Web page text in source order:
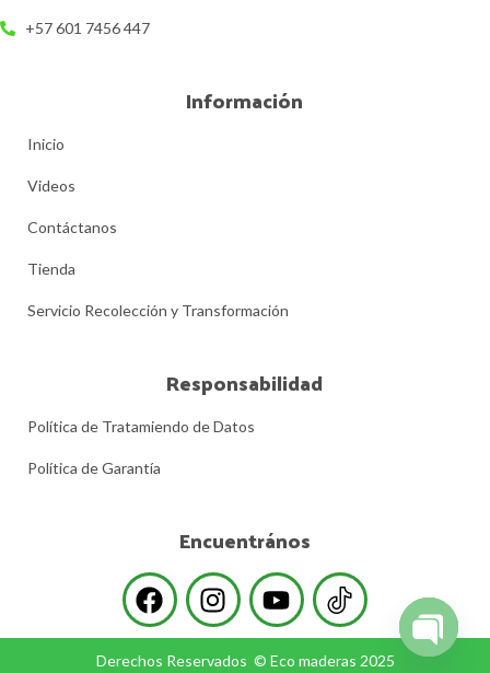
+57 601 7456 447
Información
Inicio
Videos
Contáctanos
Tienda
Servicio Recolección y Transformación
Responsabilidad
Política de Tratamiendo de Datos
Política de Garantía
Encuentrános
Derechos Reservados © Eco maderas 2025